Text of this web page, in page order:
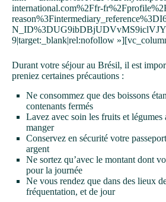
international.com%2Ffr-
9|target:_blank|rel:nofollow
Durant votre séjour au Brésil, il est
preniez certaines précautions :
Ne consommez que des boissons
contenants fermés
Lavez avec soin les fruits et légumes
manger
Conservez en sécurité votre
argent
Ne sortez qu’avec le montant dont
pour la journée
Ne vous rendez que dans des lieux
fréquentation, et de jour